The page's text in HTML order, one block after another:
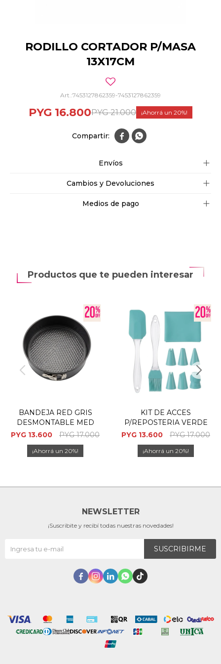
RODILLO CORTADOR P/MASA
13X17CM
7453127862359-7453127862359
PYG 16.800PYG 21.000 20
 
Envíos
Cambios y Devoluciones
Medios de pago
Productos que te pueden interesar
BANDEJA RED GRIS
DESMONTABLE MED
PYG 13.600 PYG 17.000
20
KIT DE ACCES
P/REPOSTERIA VERDE
PYG 13.600 PYG 17.000
20
NEWSLETTER
¡Suscribite y recibí todas nuestras novedades!
SUSCRIBIRME
    